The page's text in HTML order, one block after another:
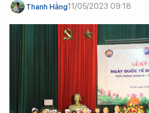
Thanh Hằng11/05/2023 09:18